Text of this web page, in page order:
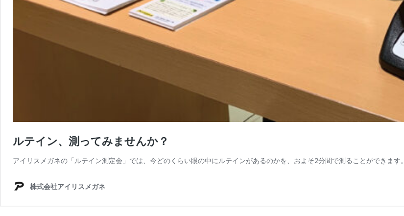
ルテイン、測ってみませんか？
アイリスメガネの「ルテイン測定会」では、今どのくらい眼の中にルテインがあるのかを、およそ2分間で測ることができます。
株式会社アイリスメガネ